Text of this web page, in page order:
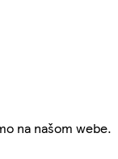
na našom webe.